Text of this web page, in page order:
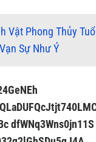
Vật Phong Thủy
Sự Như Ý